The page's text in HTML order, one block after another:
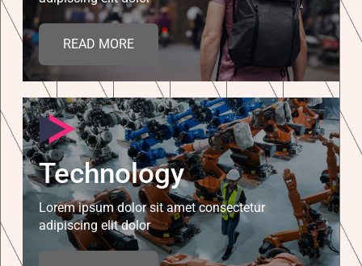
READ MORE
Technology
Lorem ipsum dolor sit amet consectetur
adipiscing elit dolor